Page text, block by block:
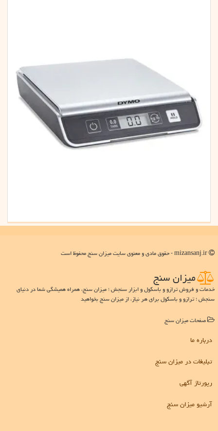
میزان سنج
خدمات و فروش ترازو و باسکول و ابزار سنجش ؛ میزان سنج، همراه همیشگی شما در دنیای
سنجش ؛ ترازو و باسکول برای هر نیاز، از میزان سنج بخواهید
صفحات میزان سنج
درباره ما
تبلیغات در میزان سنج
رپورتاژ آگهی
آرشیو میزان سنج